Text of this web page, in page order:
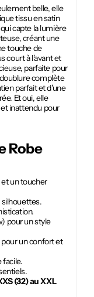
belle, elle
tissu en satin
capte la lumière
créant une
touche de
court à l'avant et
parfaite pour
complète
parfait et d'une
Et oui, elle
inattendu pour
Robe
un toucher
pour un style
pour un confort et
facile.
(32) au XXL